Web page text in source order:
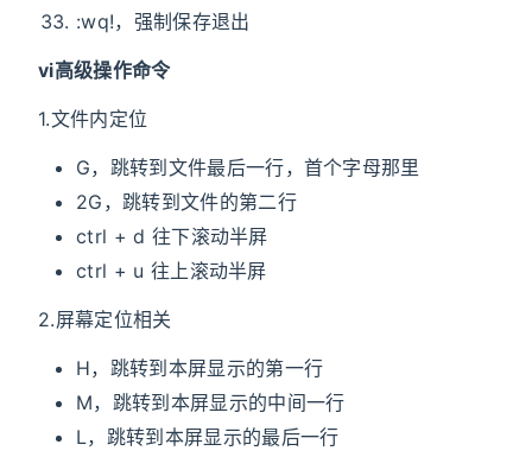
:wq!，强制保存退出
vi高级操作命令
1.文件内定位
G，跳转到文件最后一行，首个字母那里
2G，跳转到文件的第二行
ctrl + d 往下滚动半屛
ctrl + u 往上滚动半屛
2.屏幕定位相关
H，跳转到本屏显示的第一行
M，跳转到本屏显示的中间一行
L，跳转到本屏显示的最后一行